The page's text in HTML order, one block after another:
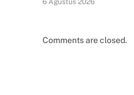
Comments are closed.